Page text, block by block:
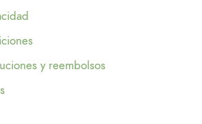
y reembolsos